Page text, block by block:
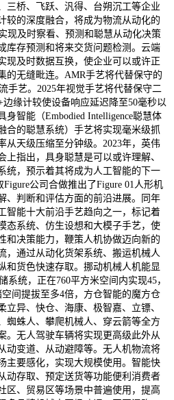
三桥、飞跃、汎得、台朔沉工等企业
较的深度融合，将成为物流从动化的
现及时察看、预测和聪慧从动化决策
库存预测和将来交货问题检测。云端
现及时数据互换，使企业可以或许正
的无缝毗连。AMR手艺将代替保守的
手艺。2025年视觉手艺将代替保守二
缘计较使设备响应延迟降至50毫秒以
身智能（Embodied Intelligence聪慧体
合的聪慧系统）手艺将实现毫米级抓
从天级压缩至分钟级。2023年，英伟
指出，具身聪慧是可以或许理解、
统，预示着其将成为人工智能的下一
公司合做推出了Figure 01人形机
、判断和评估方面的前沿进展。同年
智能十大前沿手艺趋向之一，标记着
态系统、仿生设想和大模子手艺，使
和决策能力，鞭策人机协做迈向新的
，通过从动化货架系统、搬运机械人
和货色快速存取。挪动机械人机能显
系统，正在760平方米空间内实现45，
间提拔至多4倍，方仓智能的魔方仓
异、快仓、海康、极智嘉、立镖、
蜘蛛人、攀爬机械人、穿云箭等全方
。无人驾驶车辆将实现更高级此外从
动变道、从动避障等。无人机物流将
主要感化，实现大规模使用。智能快
动存取、预定送货等功能便利消费者
区、贸易区等场景中普遍使用，提高